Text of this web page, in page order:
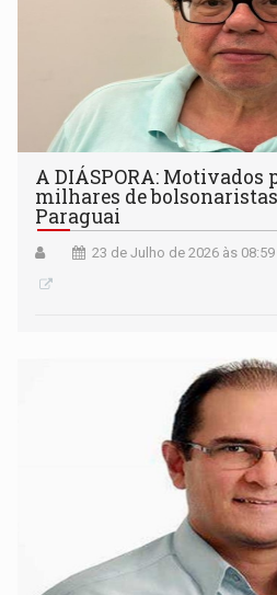
A DIÁSPORA: Motivados
milhares de
Paraguai
23 de Julho de 2026 às 08:59